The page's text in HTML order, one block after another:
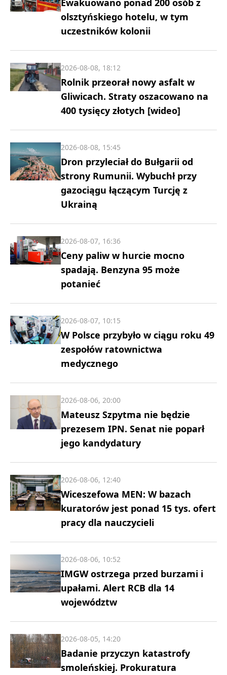
Ewakuowano ponad 200 osób z
olsztyńskiego hotelu, w tym
uczestników kolonii
Rolnik przeorał nowy asfalt w
Gliwicach. Straty oszacowano na
400 tysięcy złotych [wideo]
2026-08-08, 18:12
Dron przyleciał do Bułgarii od
strony Rumunii. Wybuchł przy
gazociągu łączącym Turcję z
Ukrainą
2026-08-08, 15:45
Ceny paliw w hurcie mocno
spadają. Benzyna 95 może
potanieć
2026-08-07, 16:36
W Polsce przybyło w ciągu roku 49
zespołów ratownictwa
medycznego
2026-08-07, 10:15
Mateusz Szpytma nie będzie
prezesem IPN. Senat nie poparł
jego kandydatury
2026-08-06, 20:00
Wiceszefowa MEN: W bazach
kuratorów jest ponad 15 tys. ofert
pracy dla nauczycieli
2026-08-06, 12:40
IMGW ostrzega przed burzami i
upałami. Alert RCB dla 14
województw
2026-08-06, 10:52
Badanie przyczyn katastrofy
smoleńskiej. Prokuratura
2026-08-05, 14:20